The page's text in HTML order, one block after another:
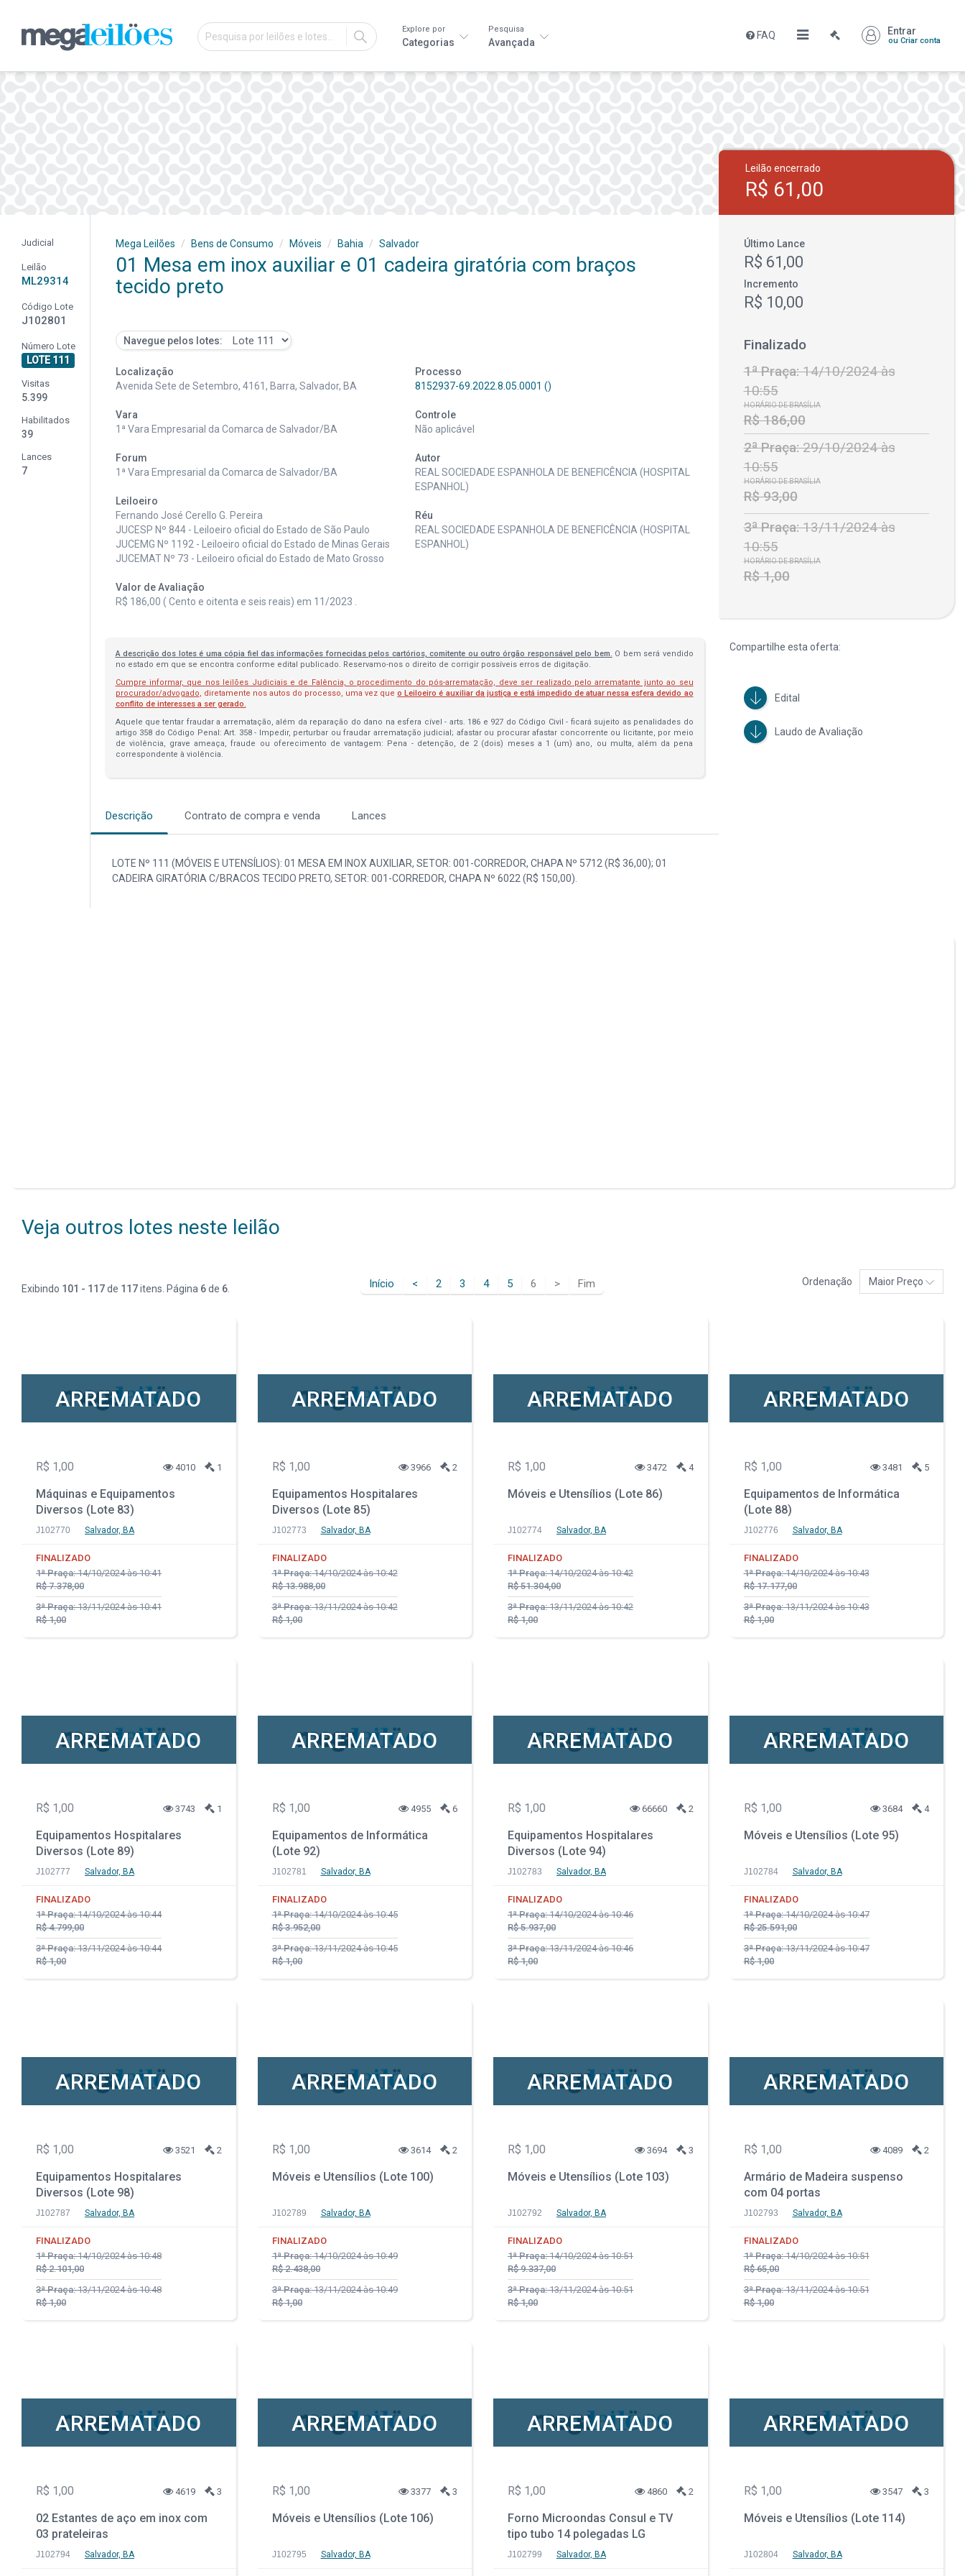
IR
Explore por
Categorias
Pesquisa
Avançada
FAQ Entrar
ou Criar conta
Leilão encerrado
R$ 61,00
Judicial
Leilão
ML29314
Código Lote
J102801
Número Lote
LOTE 111
Visitas
5.399
Habilitados
39
Lances
7
Mega Leilões Bens de Consumo Móveis Bahia Salvador
01 Mesa em inox auxiliar e 01 cadeira giratória com braços
tecido preto
Navegue pelos lotes:
Localização
Avenida Sete de Setembro, 4161, Barra, Salvador, BA
Vara
1ª Vara Empresarial da Comarca de Salvador/BA
Forum
1ª Vara Empresarial da Comarca de Salvador/BA
Leiloeiro
Fernando José Cerello G. Pereira
JUCESP Nº 844 - Leiloeiro oficial do Estado de São Paulo
JUCEMG Nº 1192 - Leiloeiro oficial do Estado de Minas Gerais
JUCEMAT Nº 73 - Leiloeiro oficial do Estado de Mato Grosso
Processo
8152937-69.2022.8.05.0001 ()
Controle
Não aplicável
Autor
REAL SOCIEDADE ESPANHOLA DE BENEFICÊNCIA (HOSPITAL
ESPANHOL)
Réu
REAL SOCIEDADE ESPANHOLA DE BENEFICÊNCIA (HOSPITAL
ESPANHOL)
Valor de Avaliação
R$ 186,00 ( Cento e oitenta e seis reais) em 11/2023 .
A descrição dos lotes é uma cópia fiel das informações fornecidas pelos cartórios, comitente ou outro órgão responsável pelo bem. O bem será vendido
no estado em que se encontra conforme edital publicado. Reservamo-nos o direito de corrigir possíveis erros de digitação.
Cumpre informar, que nos leilões Judiciais e de Falência, o procedimento do pós-arrematação, deve ser realizado pelo arrematante junto ao seu
procurador/advogado, diretamente nos autos do processo, uma vez queo Leiloeiro é auxiliar da justiça e está impedido de atuar nessa esfera devido ao
conflito de interesses a ser gerado.
Aquele que tentar fraudar a arrematação, além da reparação do dano na esfera cível - arts. 186 e 927 do Código Civil - ficará sujeito as penalidades do
artigo 358 do Código Penal: Art. 358 - Impedir, perturbar ou fraudar arrematação judicial; afastar ou procurar afastar concorrente ou licitante, por meio
de violência, grave ameaça, fraude ou oferecimento de vantagem: Pena - detenção, de 2 (dois) meses a 1 (um) ano, ou multa, além da pena
correspondente à violência.
Descrição Contrato de compra e venda Lances
LOTE Nº 111 (MÓVEIS E UTENSÍLIOS): 01 MESA EM INOX AUXILIAR, SETOR: 001-CORREDOR, CHAPA Nº 5712 (R$ 36,00); 01
CADEIRA GIRATÓRIA C/BRACOS TECIDO PRETO, SETOR: 001-CORREDOR, CHAPA Nº 6022 (R$ 150,00).
Último Lance
R$ 61,00
Incremento
R$ 10,00
Finalizado
1ª Praça:14/10/2024 às
10:55
HORÁRIO DE BRASÍLIA
R$ 186,00
2ª Praça:29/10/2024 às
10:55
HORÁRIO DE BRASÍLIA
R$ 93,00
3ª Praça:13/11/2024 às
10:55
HORÁRIO DE BRASÍLIA
R$ 1,00
Compartilhe esta oferta:
Edital
Laudo de Avaliação
Veja outros lotes neste leilão
Exibindo 101 - 117de 117itens. Página 6de 6 Início < 2 3 4 5 6 > Fim Ordenação Maior Preço
ARREMATADO
R$ 1,00 4010 1
Máquinas e Equipamentos
Diversos (Lote 83)
J102770 Salvador, BA
FINALIZADO
1ª Praça:14/10/2024 às 10:41
R$ 7.378,00
3ª Praça:13/11/2024 às 10:41
R$ 1,00
ARREMATADO
R$ 1,00 3966 2
Equipamentos Hospitalares
Diversos (Lote 85)
J102773 Salvador, BA
FINALIZADO
1ª Praça:14/10/2024 às 10:42
R$ 13.988,00
3ª Praça:13/11/2024 às 10:42
R$ 1,00
ARREMATADO
R$ 1,00 3472 4
Móveis e Utensílios (Lote 86)
J102774 Salvador, BA
FINALIZADO
1ª Praça:14/10/2024 às 10:42
R$ 51.304,00
3ª Praça:13/11/2024 às 10:42
R$ 1,00
ARREMATADO
R$ 1,00 3481 5
Equipamentos de Informática
(Lote 88)
J102776 Salvador, BA
FINALIZADO
1ª Praça:14/10/2024 às 10:43
R$ 17.177,00
3ª Praça:13/11/2024 às 10:43
R$ 1,00
ARREMATADO
R$ 1,00 3743 1
Equipamentos Hospitalares
Diversos (Lote 89)
J102777 Salvador, BA
FINALIZADO
1ª Praça:14/10/2024 às 10:44
R$ 4.799,00
3ª Praça:13/11/2024 às 10:44
R$ 1,00
ARREMATADO
R$ 1,00 4955 6
Equipamentos de Informática
(Lote 92)
J102781 Salvador, BA
FINALIZADO
1ª Praça:14/10/2024 às 10:45
R$ 3.952,00
3ª Praça:13/11/2024 às 10:45
R$ 1,00
ARREMATADO
R$ 1,00 66660 2
Equipamentos Hospitalares
Diversos (Lote 94)
J102783 Salvador, BA
FINALIZADO
1ª Praça:14/10/2024 às 10:46
R$ 5.937,00
3ª Praça:13/11/2024 às 10:46
R$ 1,00
ARREMATADO
R$ 1,00 3684 4
Móveis e Utensílios (Lote 95)
J102784 Salvador, BA
FINALIZADO
1ª Praça:14/10/2024 às 10:47
R$ 25.591,00
3ª Praça:13/11/2024 às 10:47
R$ 1,00
ARREMATADO
R$ 1,00 3521 2
Equipamentos Hospitalares
Diversos (Lote 98)
J102787 Salvador, BA
FINALIZADO
1ª Praça:14/10/2024 às 10:48
R$ 2.101,00
3ª Praça:13/11/2024 às 10:48
R$ 1,00
ARREMATADO
R$ 1,00 3614 2
Móveis e Utensílios (Lote 100)
J102789 Salvador, BA
FINALIZADO
1ª Praça:14/10/2024 às 10:49
R$ 2.438,00
3ª Praça:13/11/2024 às 10:49
R$ 1,00
ARREMATADO
R$ 1,00 3694 3
Móveis e Utensílios (Lote 103)
J102792 Salvador, BA
FINALIZADO
1ª Praça:14/10/2024 às 10:51
R$ 9.337,00
3ª Praça:13/11/2024 às 10:51
R$ 1,00
ARREMATADO
R$ 1,00 4089 2
Armário de Madeira suspenso
com 04 portas
J102793 Salvador, BA
FINALIZADO
1ª Praça:14/10/2024 às 10:51
R$ 65,00
3ª Praça:13/11/2024 às 10:51
R$ 1,00
ARREMATADO
R$ 1,00 4619 3
02 Estantes de aço em inox com
03 prateleiras
J102794 Salvador, BA
ARREMATADO
R$ 1,00 3377 3
Móveis e Utensílios (Lote 106)
J102795 Salvador, BA
ARREMATADO
R$ 1,00 4860 2
Forno Microondas Consul e TV
tipo tubo 14 polegadas LG
J102799 Salvador, BA
ARREMATADO
R$ 1,00 3547 3
Móveis e Utensílios (Lote 114)
J102804 Salvador, BA